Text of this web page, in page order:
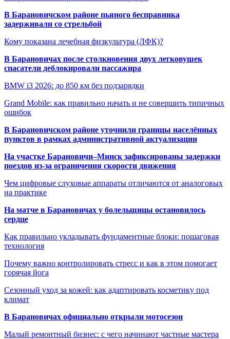
В Барановичском районе пьяного бесправника
задерживали со стрельбой
Кому показана лечебная физкультура (ЛФК)?
В Барановичах после столкновения двух легковушек
спасатели деблокировали пассажира
BMW i3 2026: до 850 км без подзарядки
Grand Mobile: как правильно начать и не совершить типичных
ошибок
В Барановичском районе уточнили границы населённых
пунктов в рамках административной актуализации
На участке Барановичи–Минск зафиксированы задержки
поездов из-за ограничения скорости движения
Чем цифровые слуховые аппараты отличаются от аналоговых
на практике
На матче в Барановичах у болельщицы остановилось
сердце
Как правильно укладывать фундаментные блоки: пошаговая
технология
Почему важно контролировать стресс и как в этом помогает
горячая йога
Сезонный уход за кожей: как адаптировать косметику под
климат
В Барановичах официально открыли мотосезон
Малый ремонтный бизнес: с чего начинают частные мастера